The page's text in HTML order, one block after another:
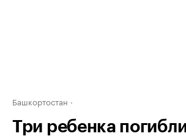
Башкортостан
Три ребенка